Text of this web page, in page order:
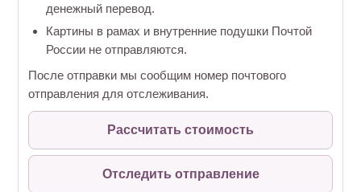
денежный перевод.
Картины в рамах и внутренние подушки Почтой
России не отправляются.
После отправки мы сообщим номер почтового
отправления для отслеживания.
Рассчитать стоимость
Отследить отправление